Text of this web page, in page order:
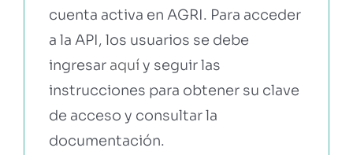
cuenta activa en AGRI. Para acceder
a la API, los usuarios se debe
ingresar aquí y seguir las
instrucciones para obtener su clave
de acceso y consultar la
documentación.